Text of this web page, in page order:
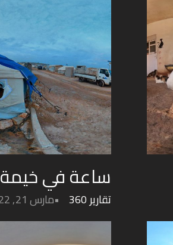
ساعة في خيمة 24
تقارير 360 مارس 21, 2022